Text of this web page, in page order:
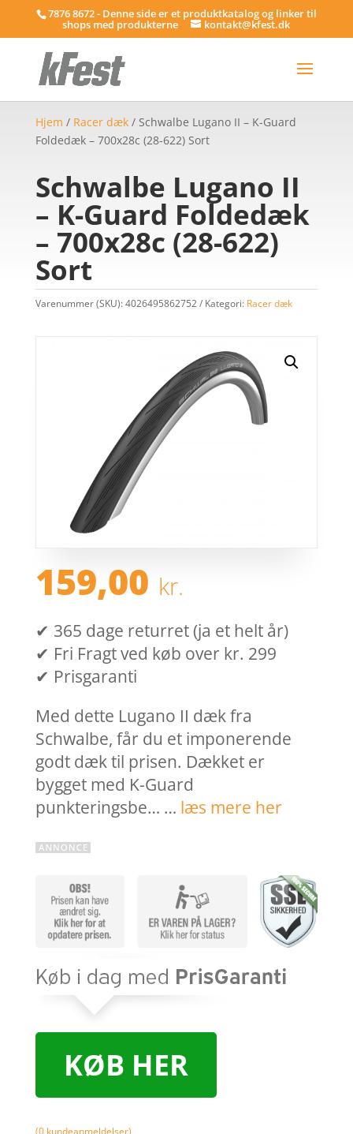
7876 8672 - Denne side er et produktkatalog og linker til
shops med produkterne kontakt@kfest.dk
Hjem / Racer dæk/ Schwalbe Lugano II – K-Guard
Foldedæk – 700x28c (28-622) Sort
Schwalbe Lugano II
– K-Guard Foldedæk
– 700x28c (28-622)
Sort
Varenummer (SKU):4026495862752 Kategori: Racer dæk
159,00 kr.
✔ 365 dage returret (ja et helt år)
✔ Fri Fragt ved køb over kr. 299
✔ Prisgaranti
Med dette Lugano II dæk fra
Schwalbe, får du et imponerende
godt dæk til prisen. Dækket er
bygget med K-Guard
punkteringsbe… … læs mere her
KØB HER
(0kundeanmeldelser)